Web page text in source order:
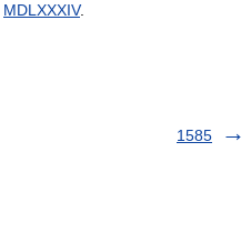
MDLXXXIV.
1585